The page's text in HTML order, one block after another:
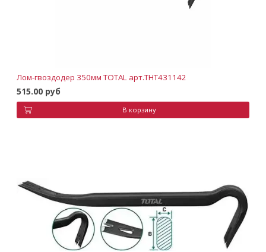
Лом-гвоздодер 350мм TOTAL арт.THT431142
515.00 руб
В корзину